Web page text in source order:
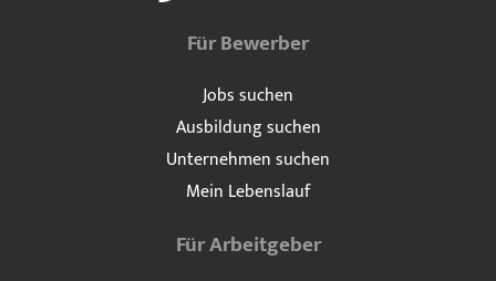
Für Bewerber
Jobs suchen
Ausbildung suchen
Unternehmen suchen
Mein Lebenslauf
Für Arbeitgeber